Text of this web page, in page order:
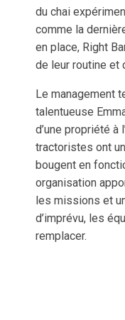
du chai
comme la
en place, Right
de leur routine et
Le management
talentueuse
d’une propriété à
tractoristes ont
bougent en
organisation
les missions et
d’imprévu, les
remplacer.